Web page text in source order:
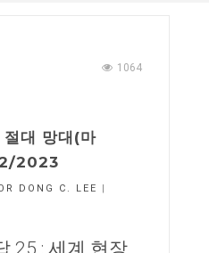
1064
대 망대(마
2023
DONG C. LEE
|
25 : 세계 현장